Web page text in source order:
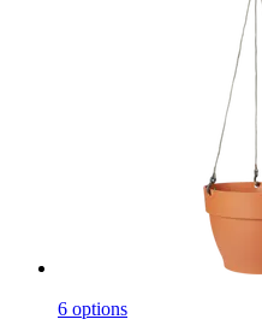
6 options